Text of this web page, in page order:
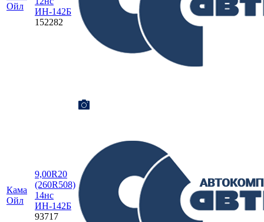
Ойл
ИН-142Б
152282
Кама
Ойл
9,00R20
(260R508)
14нс
ИН-142Б
93717